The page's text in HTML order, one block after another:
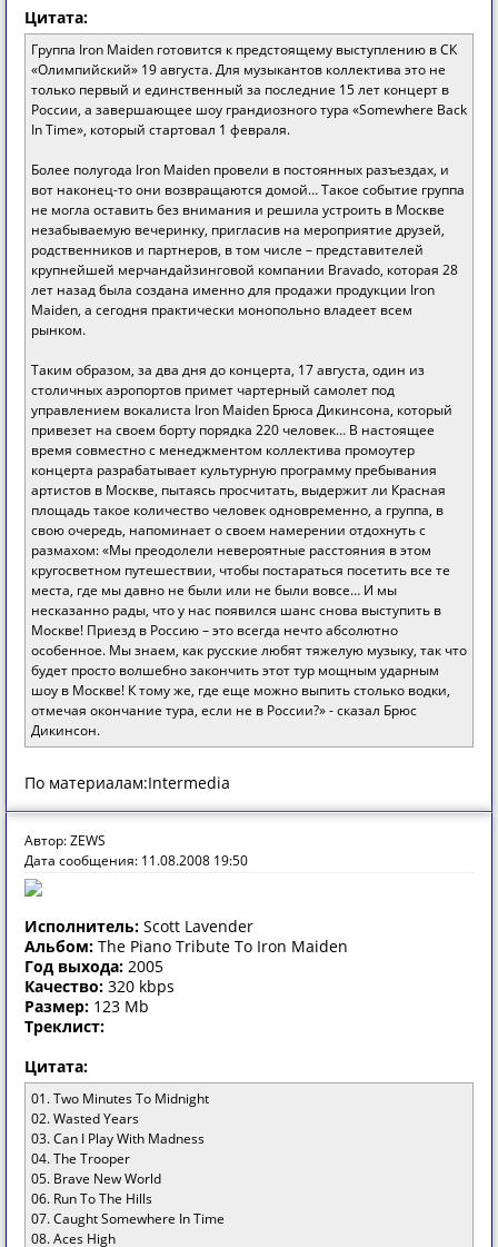
Цитата:
Группа Iron Maiden готовится к предстоящему выступлению в СК
«Олимпийский» 19 августа. Для музыкантов коллектива это не
только первый и единственный за последние 15 лет концерт в
России, а завершающее шоу грандиозного тура «Somewhere Back
In Time», который стартовал 1 февраля.
Более полугода Iron Maiden провели в постоянных разъездах, и
вот наконец-то они возвращаются домой… Такое событие группа
не могла оставить без внимания и решила устроить в Москве
незабываемую вечеринку, пригласив на мероприятие друзей,
родственников и партнеров, в том числе – представителей
крупнейшей мерчандайзинговой компании Bravado, которая 28
лет назад была создана именно для продажи продукции Iron
Maiden, а сегодня практически монопольно владеет всем
рынком.
Таким образом, за два дня до концерта, 17 августа, один из
столичных аэропортов примет чартерный самолет под
управлением вокалиста Iron Maiden Брюса Дикинсона, который
привезет на своем борту порядка 220 человек… В настоящее
время совместно с менеджментом коллектива промоутер
концерта разрабатывает культурную программу пребывания
артистов в Москве, пытаясь просчитать, выдержит ли Красная
площадь такое количество человек одновременно, а группа, в
свою очередь, напоминает о своем намерении отдохнуть с
размахом: «Мы преодолели невероятные расстояния в этом
кругосветном путешествии, чтобы постараться посетить все те
места, где мы давно не были или не были вовсе… И мы
несказанно рады, что у нас появился шанс снова выступить в
Москве! Приезд в Россию – это всегда нечто абсолютно
особенное. Мы знаем, как русские любят тяжелую музыку, так что
будет просто волшебно закончить этот тур мощным ударным
шоу в Москве! К тому же, где еще можно выпить столько водки,
отмечая окончание тура, если не в России?» - сказал Брюс
Дикинсон.
По материалам:Intermedia
Автор: ZEWS
Дата сообщения: 11.08.2008 19:50
Исполнитель: Scott Lavender
Альбом: The Piano Tribute To Iron Maiden
Год выхода: 2005
Качество: 320 kbps
Размер: 123 Mb
Треклист:
Цитата:
01. Two Minutes To Midnight
02. Wasted Years
03. Can I Play With Madness
04. The Trooper
05. Brave New World
06. Run To The Hills
07. Caught Somewhere In Time
08. Aces High